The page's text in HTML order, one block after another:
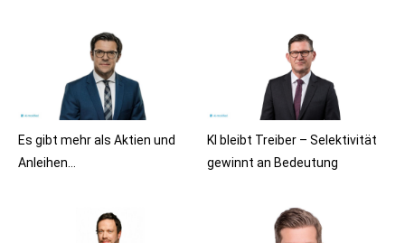
Es gibt mehr als Aktien und
Anleihen…
KI bleibt Treiber – Selektivität
gewinnt an Bedeutung